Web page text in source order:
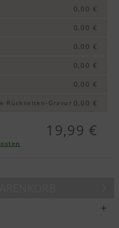
0,00 €
0,00 €
0,00 €
0,00 €
0,00 €
Rückseiten-Gravur 0,00 €
19,99 €